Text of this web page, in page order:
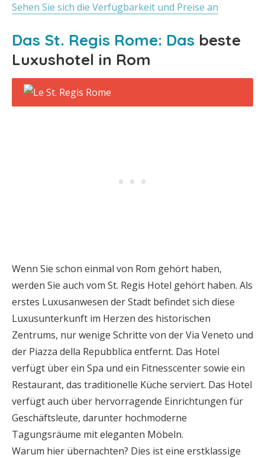
Sehen Sie sich die Verfügbarkeit und Preise an
Das St. Regis Rome: Das beste
Luxushotel in Rom
Wenn Sie schon einmal von Rom gehört haben,
werden Sie auch vom St. Regis Hotel gehört haben. Als
erstes Luxusanwesen der Stadt befindet sich diese
Luxusunterkunft im Herzen des historischen
Zentrums, nur wenige Schritte von der Via Veneto und
der Piazza della Repubblica entfernt. Das Hotel
verfügt über ein Spa und ein Fitnesscenter sowie ein
Restaurant, das traditionelle Küche serviert. Das Hotel
verfügt auch über hervorragende Einrichtungen für
Geschäftsleute, darunter hochmoderne
Tagungsräume mit eleganten Möbeln.
Warum hier übernachten? Dies ist eine erstklassige